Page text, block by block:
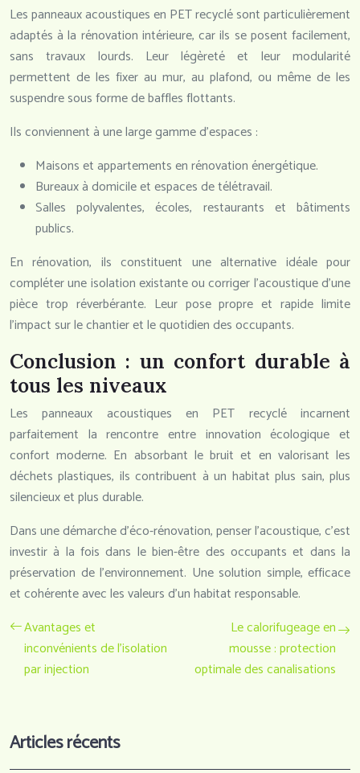
Les panneaux acoustiques en PET recyclé sont particulièrement
adaptés à la rénovation intérieure, car ils se posent facilement,
sans travaux lourds. Leur légèreté et leur modularité
permettent de les fixer au mur, au plafond, ou même de les
suspendre sous forme de baffles flottants.
Ils conviennent à une large gamme d’espaces :
Maisons et appartements en rénovation énergétique.
Bureaux à domicile et espaces de télétravail.
Salles polyvalentes, écoles, restaurants et bâtiments
publics.
En rénovation, ils constituent une alternative idéale pour
compléter une isolation existante ou corriger l’acoustique d’une
pièce trop réverbérante. Leur pose propre et rapide limite
l’impact sur le chantier et le quotidien des occupants.
Conclusion : un confort durable à
tous les niveaux
Les panneaux acoustiques en PET recyclé incarnent
parfaitement la rencontre entre innovation écologique et
confort moderne. En absorbant le bruit et en valorisant les
déchets plastiques, ils contribuent à un habitat plus sain, plus
silencieux et plus durable.
Dans une démarche d’éco-rénovation, penser l’acoustique, c’est
investir à la fois dans le bien-être des occupants et dans la
préservation de l’environnement. Une solution simple, efficace
et cohérente avec les valeurs d’un habitat responsable.
Avantages et
inconvénients de l’isolation
par injection
Le calorifugeage en
mousse : protection
optimale des canalisations
Articles récents